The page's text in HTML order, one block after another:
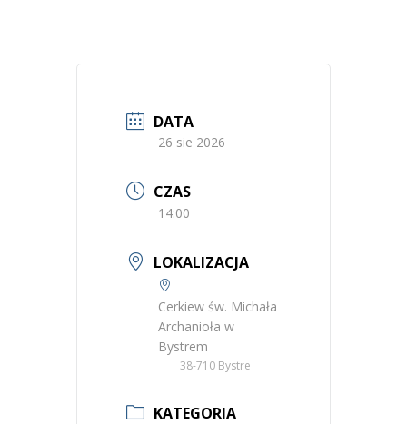
DATA
26 sie 2026
CZAS
14:00
LOKALIZACJA
Cerkiew św. Michała
Archanioła w
Bystrem
38-710 Bystre
KATEGORIA